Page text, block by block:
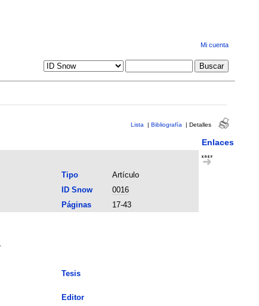
Mi cuenta
Lista | Bibliografía | Detalles
Enlaces
Tipo
Artículo
ID Snow
0016
Páginas
17-43
Tesis
Editor